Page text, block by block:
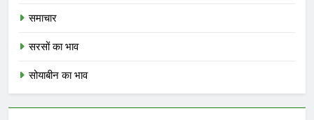
समाचार
सरसों का भाव
सोयाबीन का भाव